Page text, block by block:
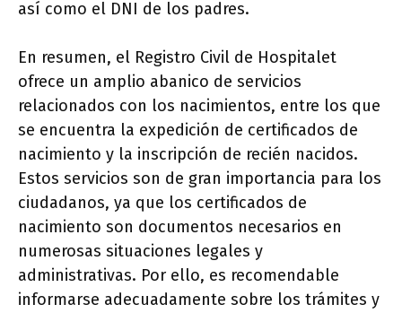
así como el DNI de los padres.
En resumen, el Registro Civil de Hospitalet
ofrece un amplio abanico de servicios
relacionados con los nacimientos, entre los que
se encuentra la expedición de certificados de
nacimiento y la inscripción de recién nacidos.
Estos servicios son de gran importancia para los
ciudadanos, ya que los certificados de
nacimiento son documentos necesarios en
numerosas situaciones legales y
administrativas. Por ello, es recomendable
informarse adecuadamente sobre los trámites y